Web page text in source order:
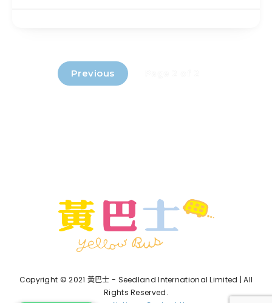
Previous
Copyright © 2021 黃巴士 - Seedland International Limited | All
Rights Reserved.